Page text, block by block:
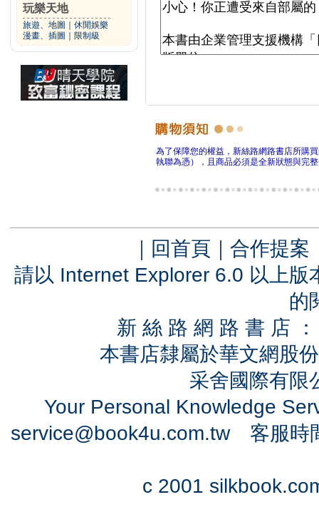
玩樂天地
旅遊、地圖
休閒娛樂
漫畫、插圖
限制級
為了保障您的權益，新絲路網路書店所購
執聯為憑），且商品必須是全新狀態與完
｜ 回首頁 ｜ 合作提案
請以 Internet Explorer 6.0 以上
的
新 絲 路 網 路 書 店
本書店隸屬於華文網股
采舍國際有
Your Personal Knowledge
service@book4u.com.tw客服時
c 2001